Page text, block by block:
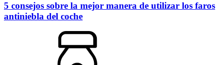
5 consejos sobre la mejor manera de utilizar los faros
antiniebla del coche